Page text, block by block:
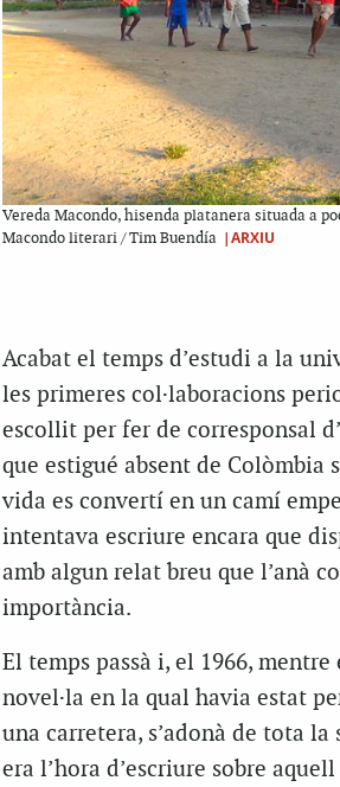
Vereda Macondo, hisenda platanera situada a
Macondo literari / Tim Buendía |ARXIU
Acabat el temps d’estudi a la
les primeres col·laboracions
escollit per fer de corresponsal
que estigué absent de Colòmbia
vida es convertí en un camí
intentava escriure encara que
amb algun relat breu que l’anà
importància.
El temps passà i, el 1966,
novel·la en la qual havia estat
una carretera, s’adonà de tota
era l’hora d’escriure sobre